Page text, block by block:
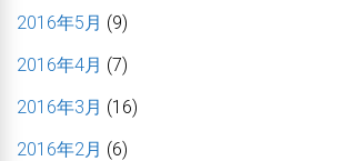
2016年5月 (9)
2016年4月 (7)
2016年3月 (16)
2016年2月 (6)